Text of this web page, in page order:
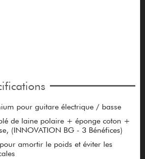
pour guitare électrique / basse
de laine polaire + éponge coton +
(INNOVATION BG - 3 Bénéfices)
amortir le poids et éviter les